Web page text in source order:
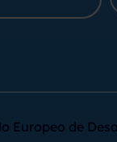
Europeo de